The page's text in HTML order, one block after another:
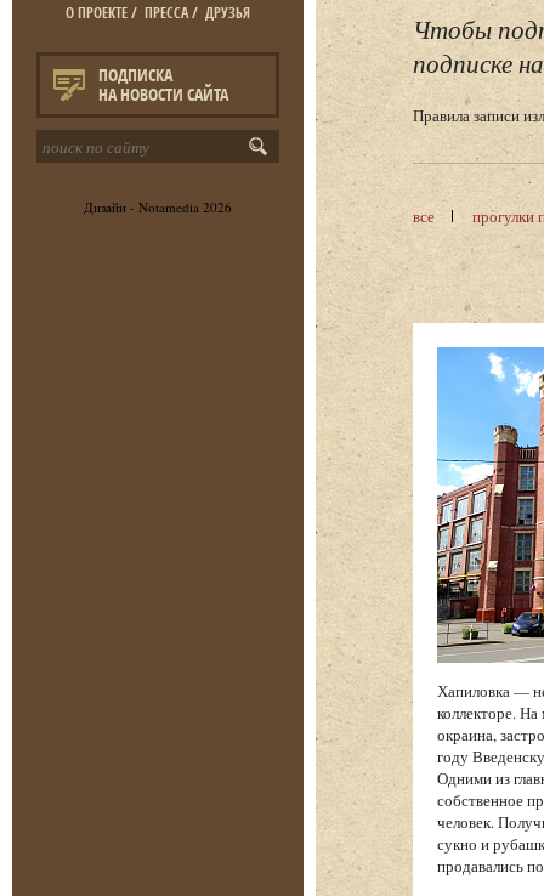
О ПРОЕКТЕ/ ПРЕССА/ ДРУЗЬЯ
ПОДПИСКА
НА НОВОСТИ САЙТА
Дизайн - Notamedia 2026
Чтобы
подписке
Правила записи
все прогулки
Хапиловка —
коллекторе.
окраина,
году
Одними из
собственное
человек.
сукно и
продавались